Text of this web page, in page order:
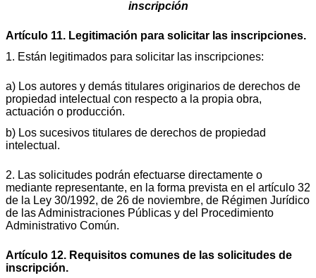
inscripción
Artículo 11. Legitimación para solicitar las inscripciones.
1. Están legitimados para solicitar las inscripciones:
a) Los autores y demás titulares originarios de derechos de
propiedad intelectual con respecto a la propia obra,
actuación o producción.
b) Los sucesivos titulares de derechos de propiedad
intelectual.
2. Las solicitudes podrán efectuarse directamente o
mediante representante, en la forma prevista en el artículo 32
de la Ley 30/1992, de 26 de noviembre, de Régimen Jurídico
de las Administraciones Públicas y del Procedimiento
Administrativo Común.
Artículo 12. Requisitos comunes de las solicitudes de
inscripción.